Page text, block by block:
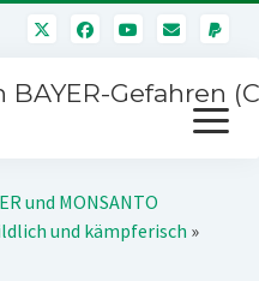
Gefahren
Menü
öffnen
und MONSANTO
und kämpferisch »